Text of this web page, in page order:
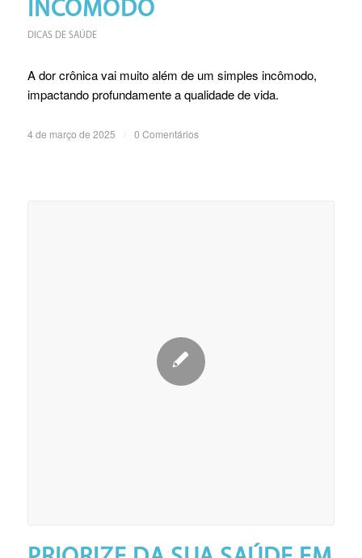
INCÔMODO
DICAS DE SAÚDE
A dor crônica vai muito além de um simples incômodo,
impactando profundamente a qualidade de vida.
4 de março de 2025 0 Comentários